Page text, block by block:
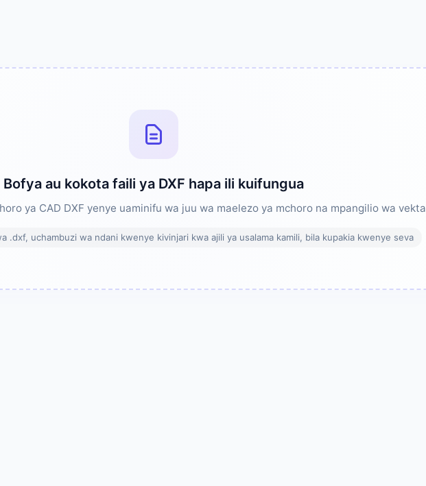
Bofya au kokota faili ya DXF hapa ili kuifungua
ya CAD DXF yenye uaminifu wa juu wa maelezo ya mchoro na mpangilio wa vekta
.dxf, uchambuzi wa ndani kwenye kivinjari kwa ajili ya usalama kamili, bila kupakia kwenye seva